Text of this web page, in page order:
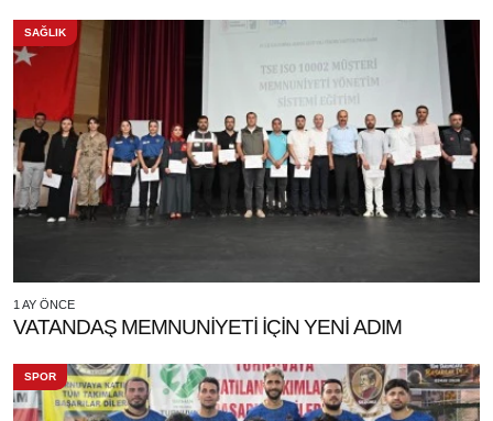
SAĞLIK
1 AY ÖNCE
VATANDAŞ MEMNUNİYETİ İÇİN YENİ ADIM
SPOR